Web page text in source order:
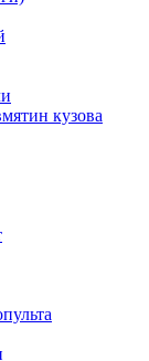
кузова